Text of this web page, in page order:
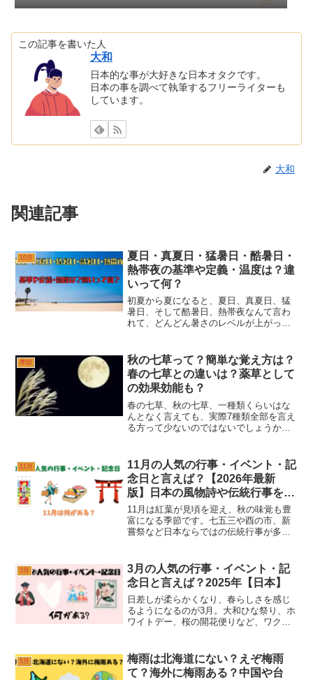
この記事を書いた人
大和
日本的な事が大好きな日本オタクです。
日本の事を調べて執筆するフリーライターも
しています。
大和
関連記事
10月
夏日・真夏日・猛暑日・酷暑日・
熱帯夜の基準や定義・温度は？違
いって何？
初夏から夏になると、夏日、真夏日、猛
暑日、そして酷暑日、熱帯夜なんて言わ
れて、どんどん暑さのレベルが上がって
です！」などという天気予報の言葉を聞
くことがありますが、「夏日...
季節
秋の七草って？簡単な覚え方は？
春の七草との違いは？薬草として
の効果効能も？
春の七草、秋の七草、一種類くらいはな
んとなく言えても、実際7種類全部を言え
る方って少ないのではないでしょうか？
能について紹介しています。「秋の七草
とは？」7種類の簡単な...
11月
11月の人気の行事・イベント・記
念日と言えば？【2026年最新
版】日本の風物詩や伝統行事を徹
底解説
11月は紅葉が見頃を迎え、秋の味覚も豊
富になる季節です。七五三や酉の市、新
嘗祭など日本ならではの伝統行事が多く
きました。年末が近づく時期でもあるた
め、冬支度や来年への願...
3月
3月の人気の行事・イベント・記
念日と言えば？2025年【日本】
日差しが柔らかくなり、春らしさを感じ
るようになるのが3月。大和ひな祭り、ホ
ワイトデー、桜の開花便りなど、ワクワ
イベントをしてみたい！って思う人が多
い月でもありますよね...
5月
梅雨は北海道にない？えぞ梅雨
て？海外に梅雨ある？中国や台